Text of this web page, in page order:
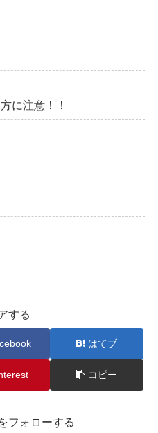
に注意！！
する
はてブ
コピー
フォローする